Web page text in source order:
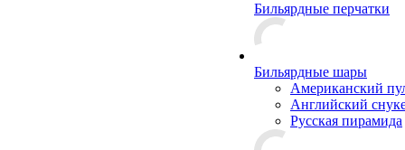
Бильярдные перчатки
Бильярдные шары
Американский
Английский
Русская пирамида